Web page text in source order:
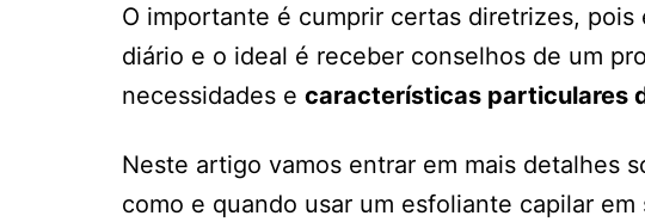
O importante é cumprir certas diretrizes,
diário e o ideal é receber conselhos de um
necessidades e características particulares
Neste artigo vamos entrar em mais detalhes
como e quando usar um esfoliante capilar em